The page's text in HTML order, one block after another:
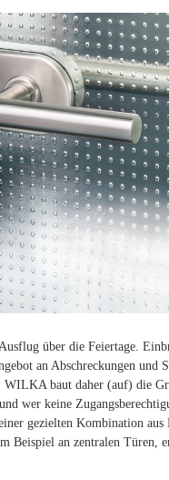
über die Feiertage.
an Abschreckungen und
WILKA baut daher (auf) die
wer keine
gezielten Kombination
Beispiel an zentralen Türen,